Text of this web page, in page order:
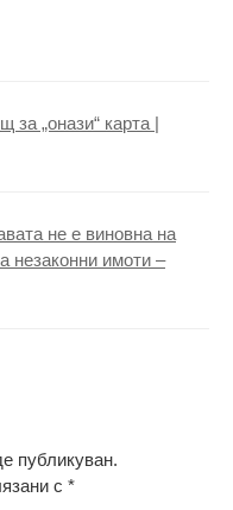
за „онази“ карта |
не е виновна на
незаконни имоти –
публикуван.
с *